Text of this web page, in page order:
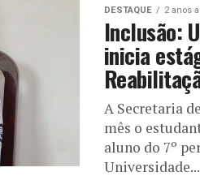
DESTAQUE 2 anos
Inclusão:
inicia
A Secretaria
mês o
aluno do 7º
Universidade...